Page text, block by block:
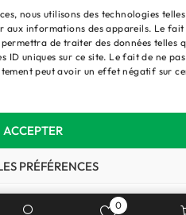
nous utilisons des technologies
aux informations des appareils. Le fait
de traiter des données telles
ID uniques sur ce site. Le fait de ne pas
peut avoir un effet négatif sur
ACCEPTER
PRÉFÉRENCES
Politique de confidentialité
0